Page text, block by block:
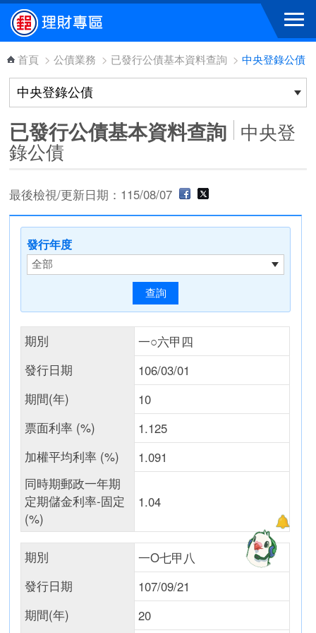
跳到主要內容區塊
首頁 > 公債業務 > 已發行公債基本資料查詢 > 中央登錄公債
已發行公債基本資料查詢 中央登
錄公債
最後檢視/更新日期：115/08/07
發行年度
期別
一○六甲四
發行日期
106/03/01
期間(年)
10
票面利率 (%)
1.125
加權平均利率 (%)
1.091
同時期郵政一年期
定期儲金利率-固定
(%)
1.04
期別
一O七甲八
發行日期
107/09/21
期間(年)
20